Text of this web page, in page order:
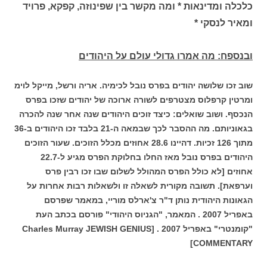
כלכלה ומדינאות * ומה מקשר בין שפינוזה, קפקא, פרויד
ומאיר לנסקי *
ובנספח: מה אמרו גדולי עולם על היהודים
שוב זכו שלושה יהודים בפרס נובל לכימיה. אריה ורשל, מייקל לוימ
ומרטין קרפלוס מצטרפים לשורה ארוכה של יהודים שזכו בפרס
הנכסף. ושוב שואלים: כיצד זוכים היהודים שנה אחר שנה להכרה
בגאוניותם. מה ההסבר לכך שבמאה ה-21 בלבד זכו היהודים ב-36
מתוך 126 זכיות. דהיינו 28.6 אחוזים מכלל הזוכים.
שעור הזוכים
היהודים בפרס נובל מאז החלו בחלוקת הפרס מגיע ל-22.7
אחוזים [לא כולל הפרס המהולל לשלום שבו זכו רבין פרס
וערפאת]. תשובה מקורית לשאלה זו ולשאלות רבות אחרות על
הגאונות היהודית נותן ד"ר צ'ארלס מוריי, במאמר שפרסם
באפריל 2007 .
המאמר, "הגניוס היהודי" פורסם בכתב העת
"קומנטרי" באפריל 2007 .
[Charles Murray JEWISH GENIUS
COMMENTARY]